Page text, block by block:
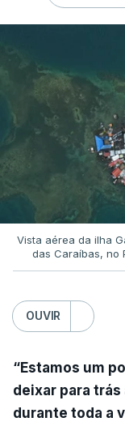
Vista aérea da ilha
das Caraíbas, no
OUVIR
“Estamos um
deixar para
durante toda a